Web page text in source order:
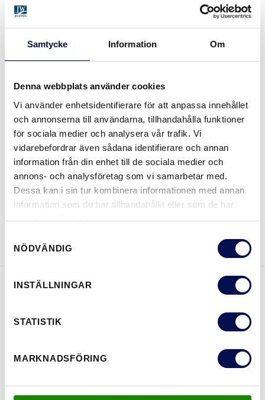
Samtycke Information Om
Denna webbplats använder cookies
Vi använder enhetsidentifierare för att anpassa innehållet
och annonserna till användarna, tillhandahålla funktioner
för sociala medier och analysera vår trafik. Vi
vidarebefordrar även sådana identifierare och annan
information från din enhet till de sociala medier och
annons- och analysföretag som vi samarbetar med.
Dessa kan i sin tur kombinera informationen med annan
information som du har tillhandahållit eller som de har
samlat in när du har använt deras tjänster.
NÖDVÄNDIG
INSTÄLLNINGAR
STATISTIK
MARKNADSFÖRING
NCS S0502-Y
NÄSTAN ALLA NCS S
EK
STORLEKAR
VAR KAN MAN KÖPA